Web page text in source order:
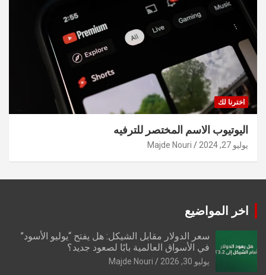
اخترنا لك
اليوتيوب الاسم المختصر للترفيه
يوليو 27, 2024 Majde Nouri
اخر المواضيع
سعر الدولار مقابل الشيكل: هل يفتح “يوليو الأسود”
في الأسواق العالمية بابًا لصعود جديد؟
يوليو 30, 2026 Majde Nouri